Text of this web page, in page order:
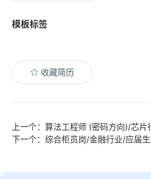
模板标签
收藏简历
上一个：算法工程师 (密码方向)/芯
下一个：综合柜员岗/金融行业/应届